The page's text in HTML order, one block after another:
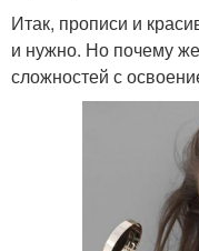
Итак, прописи и
и нужно. Но почему же
сложностей с